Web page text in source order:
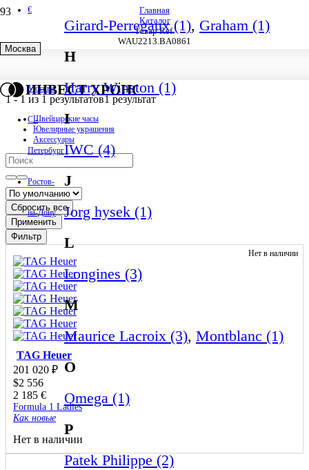
€
Москва
Москва
С.-
Петербург
Ростов-
на-Дону
Girard-Perregaux (1), Graham (1)
H
Harry Winston (1)
I
IWC (4)
J
Jorg hysek (1)
L
Longines (3)
M
Maurice Lacroix (3), Montblanc (1)
O
Omega (1)
P
Patek Philippe (2)
ИНВЕСТ ХРОНО
Главная
Каталог
Товар Ref.
WAU2213.BA0861
1-1 из 1 результатов1 результат
Швейцарские часы
Ювелирные украшения
Аксессуары
Сбросить все
Применить
Фильтр
Нет в наличии
TAG Heuer
201 020 ₽
$2 556
2 185 €
Formula 1 Ladies
Как новые
Нет в наличии